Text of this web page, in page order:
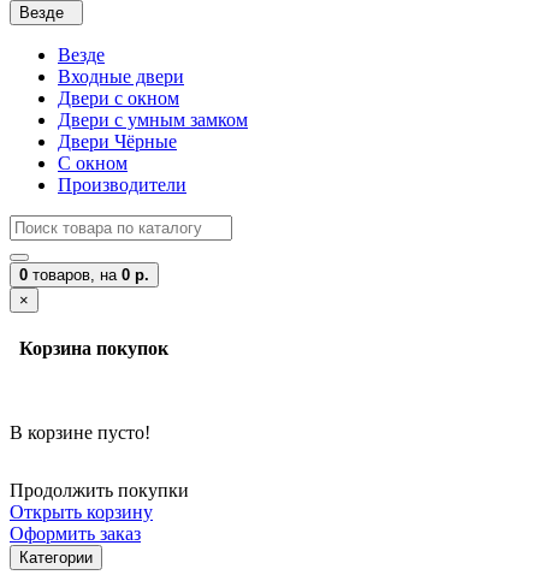
Везде
Везде
Входные двери
Двери с окном
Двери с умным замком
Двери Чёрные
C окном
Производители
0 товаров, на 0 р.
×
Корзина покупок
В корзине пусто!
Продолжить покупки
Открыть корзину
Оформить заказ
Категории